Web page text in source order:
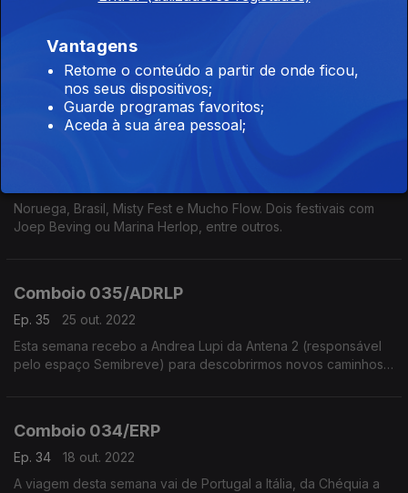
Ep. 37
08 nov. 2022
A viagem desta semana começa no Montenegro, passando
pela Estónio, Ucrânia, Irlanda ou Noruega. E ainda fazemos
uma viagem no tempo até 1968.
Noruega, Brasil, Misty Fest e Mucho Flow. Dois festivais com
Joep Beving ou Marina Herlop, entre outros.
Comboio 035/ADRLP
Ep. 35
25 out. 2022
Esta semana recebo a Andrea Lupi da Antena 2 (responsável
pelo espaço Semibreve) para descobrirmos novos caminhos
Comboio 034/ERP
Ep. 34
18 out. 2022
A viagem desta semana vai de Portugal a Itália, da Chéquia a
Vantagens
Retome o conteúdo a partir de onde ficou,
nos seus dispositivos;
Guarde programas favoritos;
Aceda à sua área pessoal;